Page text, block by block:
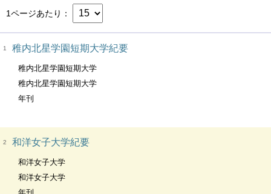
1ページあたり
1 稚内北星学園短期大学紀要
稚内北星学園短期大学
稚内北星学園短期大学
年刊
2 和洋女子大学紀要
和洋女子大学
和洋女子大学